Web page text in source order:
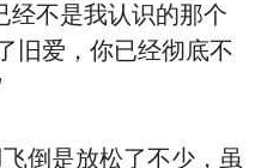
不是我认识的那个
旧爱，你已经彻底不
是放松了不少，虽